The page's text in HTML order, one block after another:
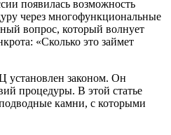
появилась возможность
через многофункциональные
вопрос, который волнует
«Сколько это займет
установлен законом. Он
процедуры. В этой статье
камни, с которыми